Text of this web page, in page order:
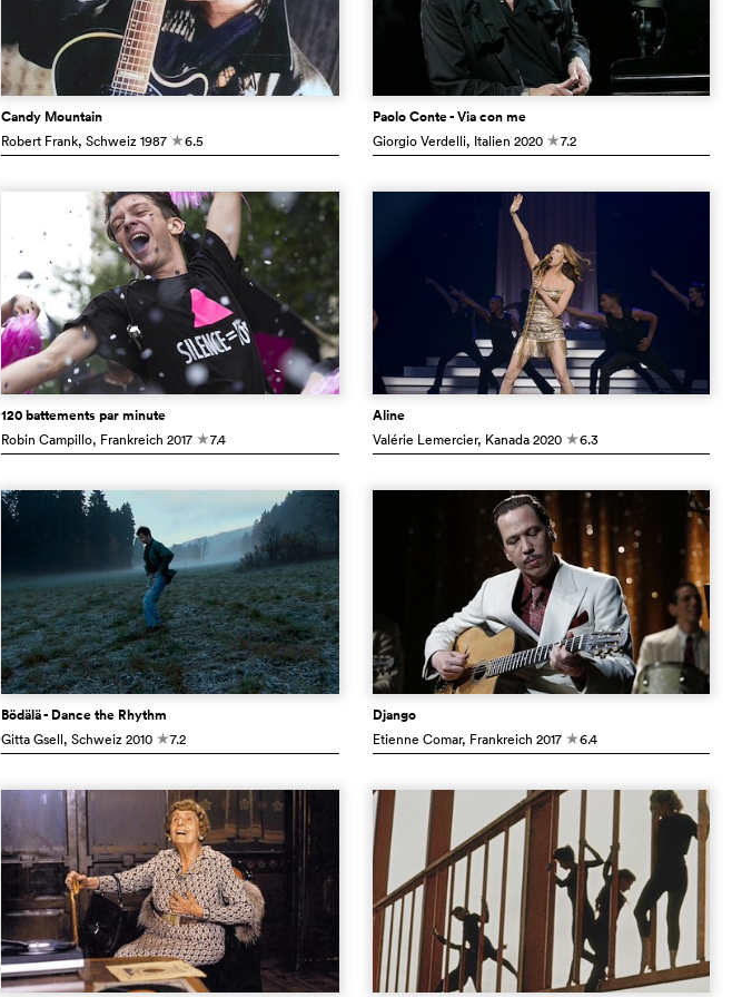
Candy Mountain
Robert Frank, Schweiz1987 c6.5
Paolo Conte - Via con me
Giorgio Verdelli, Italien 2020 c7.2
120 battements par minute
Robin Campillo, Frankreich 2017 c7.4
Aline
Valérie Lemercier, Kanada2020 c6.3
Bödälä - Dance the Rhythm
Gitta Gsell, Schweiz2010 c7.2
Django
Etienne Comar, Frankreich 2017 c6.4